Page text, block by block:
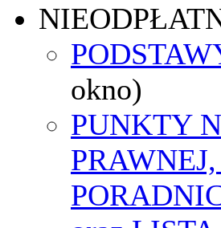
okno)
PUNKTY